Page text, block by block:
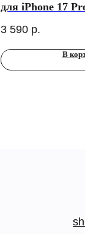
для iPhone 17
3 590 р.
В